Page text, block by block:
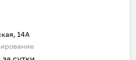
14А